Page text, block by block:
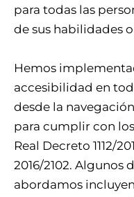
para todas las
de sus habilidades
Hemos
accesibilidad en
desde la
para cumplir con
Real Decreto 1112/
2016/2102. Algunos
abordamos